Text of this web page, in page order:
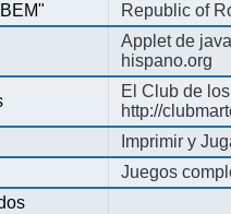
Republic of
Applet de
hispano.org
El Club de
http://
Imprimir y
Juegos